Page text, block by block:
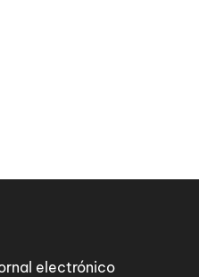
electrónico